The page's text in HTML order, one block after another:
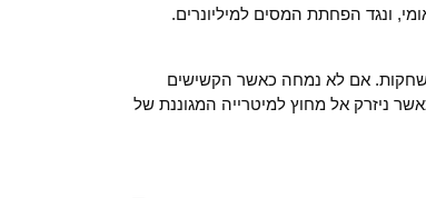
ונגד הפחתת המסים למיליונרים.
אם לא נמחה כאשר הקשישים
ניזרק אל מחוץ למיטרייה המגוננת של